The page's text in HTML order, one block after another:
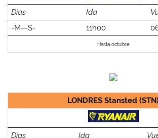
Días Ida
-M—S-
11h00
Hasta octubre
LONDRES Stansted (STN)
Días Ida